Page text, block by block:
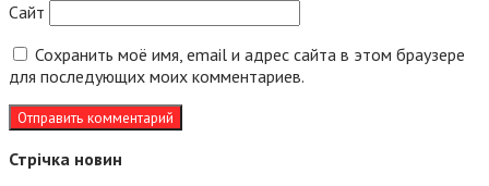
Сайт
Сохранить моё имя, email и адрес сайта в этом браузере
для последующих моих комментариев.
Стрічка новин